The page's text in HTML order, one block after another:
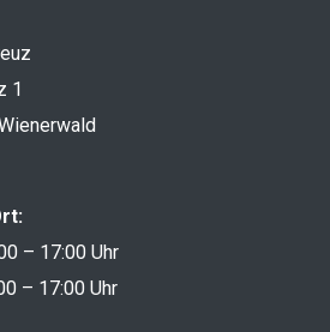
1
– 17:00 Uhr
– 17:00 Uhr